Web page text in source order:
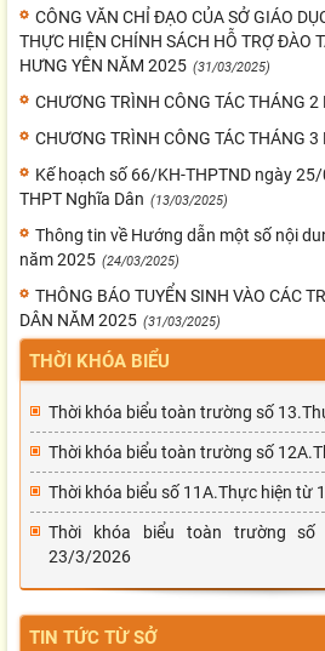
CÔNG VĂN CHỈ ĐẠO CỦA SỞ GIÁO
THỰC HIỆN CHÍNH SÁCH HỖ TRỢ ĐÀO
HƯNG YÊN NĂM 2025 (31/03/2025)
CHƯƠNG TRÌNH CÔNG TÁC THÁNG
CHƯƠNG TRÌNH CÔNG TÁC THÁNG
Kế hoạch số 66/KH-THPTND ngày
THPT Nghĩa Dân (13/03/2025)
Thông tin về Hướng dẫn một số nội
năm 2025 (24/03/2025)
THÔNG BÁO TUYỂN SINH VÀO CÁC
DÂN NĂM 2025 (31/03/2025)
THỜI KHÓA BIỂU
Thời khóa biểu toàn trường số
Thời khóa biểu toàn trường số
Thời khóa biểu số 11A.Thực hiện từ
Thời khóa biểu toàn trường
23/3/2026
TIN TỨC TỪ SỞ